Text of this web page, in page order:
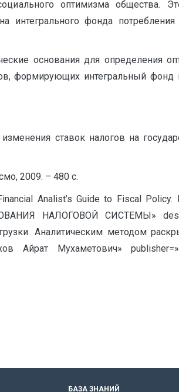
оптимизма общества.
интегрального фонда
основания для определения
формирующих интегральный
ставок налогов на
2009. – 480 с.
Analist’s Guide to Fiscal
НАЛОГОВОЙ СИСТЕМЫ»
Аналитическим методом
Айрат Мухаметович»
БАЗА ЗНАНИЙ